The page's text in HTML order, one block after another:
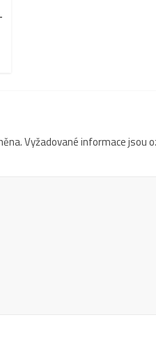
Vyžadované informace jsou